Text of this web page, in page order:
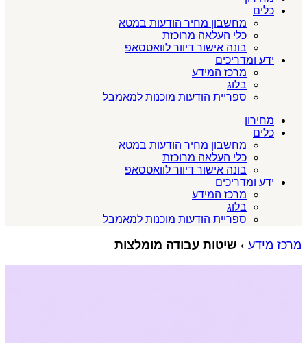
כלים
מחשבון מחיר הודעות במטא
כלי העלאה מרוכזת
בונה אישור דיוור לוואטסאפ
ידע ומדריכים
מרכז המידע
בלוג
ספריית הודעות מוכנות למאמבל
מחירון
כלים
מחשבון מחיר הודעות במטא
כלי העלאה מרוכזת
בונה אישור דיוור לוואטסאפ
ידע ומדריכים
מרכז המידע
בלוג
ספריית הודעות מוכנות למאמבל
מרכז מידע › שיטות עבודה מומלצות